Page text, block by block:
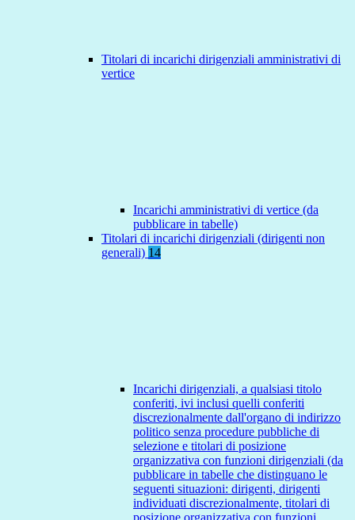
Titolari di incarichi dirigenziali amministrativi di
vertice
Incarichi amministrativi di vertice (da
pubblicare in tabelle)
Titolari di incarichi dirigenziali (dirigenti non
generali) 14
Incarichi dirigenziali, a qualsiasi titolo
conferiti, ivi inclusi quelli conferiti
discrezionalmente dall'organo di indirizzo
politico senza procedure pubbliche di
selezione e titolari di posizione
organizzativa con funzioni dirigenziali (da
pubblicare in tabelle che distinguano le
seguenti situazioni: dirigenti, dirigenti
individuati discrezionalmente, titolari di